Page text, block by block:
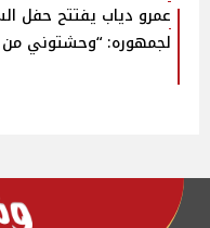
عمرو دياب يفتتح حفل
لجمهوره: “وحشتوني من